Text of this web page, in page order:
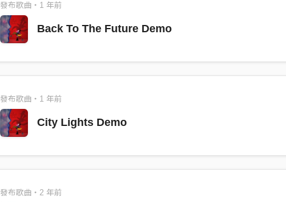
發布歌曲・1 年前
Back To The Future Demo
發布歌曲・1 年前
City Lights Demo
發布歌曲・2 年前